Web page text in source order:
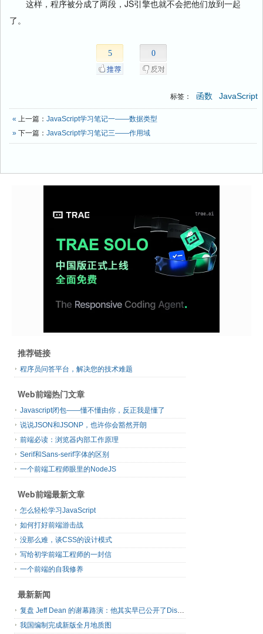
这样，程序被分成了两段，JS引擎也就不会把他们放到一起
了。
5 0
标签： 函数 JavaScript
« 上一篇： JavaScript学习笔记一——数据类型
» 下一篇： JavaScript学习笔记三——作用域
推荐链接
程序员问答平台，解决您的技术难题
Web前端热门文章
Javascript闭包——懂不懂由你，反正我是懂了
说说JSON和JSONP，也许你会豁然开朗
前端必读：浏览器内部工作原理
Serif和Sans-serif字体的区别
一个前端工程师眼里的NodeJS
Web前端最新文章
怎么轻松学习JavaScript
如何打好前端游击战
没那么难，谈CSS的设计模式
写给初学前端工程师的一封信
一个前端的自我修养
最新新闻
复盘 Jeff Dean 的谢幕路演：他其实早已公开了Discovery Loop 的创业计划书
我国编制完成新版全月地质图